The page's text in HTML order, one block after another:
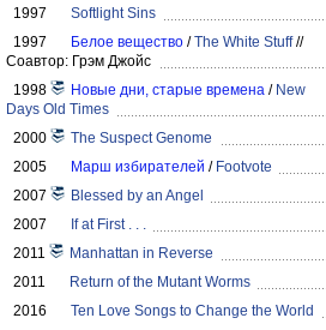
1997
Softlight Sins
1997
Белое вещество /The White Stuff //
Соавтор: Грэм Джойс
1998
Новые дни, старые времена / New
Days Old Times
2000
The Suspect Genome
2005
Марш избирателей / Footvote
2007
Blessed by an Angel
2007
If at First . . .
2011
Manhattan in Reverse
2011
Return of the Mutant Worms
2016
Ten Love Songs to Change the World